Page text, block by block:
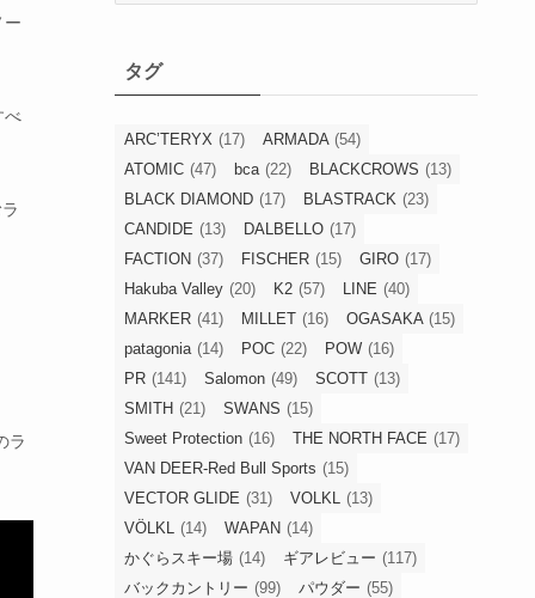
ー
べ
ラ
ータグ
ARC’TERYX (17) ARMADA (54)
ATOMIC (47) bca (22) BLACKCROWS (13)
BLACK DIAMOND (17) BLASTRACK (23)
CANDIDE (13) DALBELLO (17)
FACTION (37) FISCHER (15) GIRO (17)
Hakuba Valley (20) K2 (57) LINE (40)
MARKER (41) MILLET (16) OGASAKA (15)
patagonia (14) POC (22) POW (16)
PR (141) Salomon (49) SCOTT (13)
SMITH (21) SWANS (15)
Sweet Protection (16) THE NORTH FACE (17)
VAN DEER-Red Bull Sports (15)
VECTOR GLIDE (31) VOLKL (13)
VÖLKL (14) WAPAN (14)
かぐらスキー場 (14) ギアレビュー (117)
バックカントリー (99) パウダー (55)